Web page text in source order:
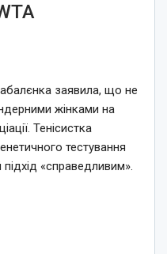
заявила, що не
жінками на
Тенісистка
тестування
«справедливим».